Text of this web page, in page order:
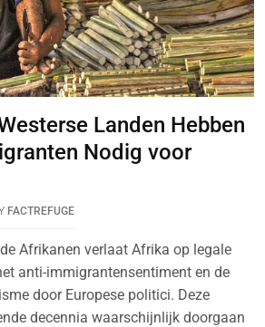
Landen Hebben
Nodig voor
FACTREFUGE
Afrikanen verlaat Afrika op legale
anti-immigrantensentiment en de
door Europese politici. Deze
decennia waarschijnlijk doorgaan